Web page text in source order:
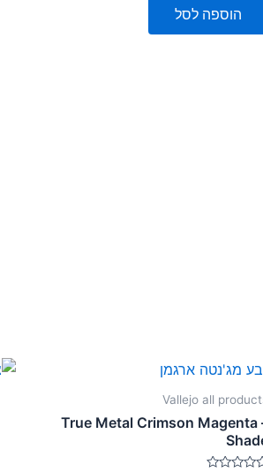
הוספה לסל
Vallejo all
True Metal Crimson Magenta